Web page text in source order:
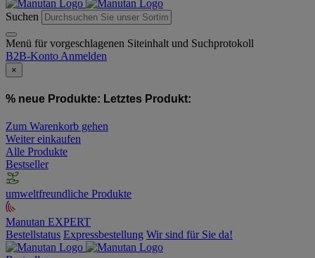
Suchen
Menü für vorgeschlagenen Siteinhalt und Suchprotokoll
B2B-Konto Anmelden
×
% neue Produkte: Letztes Produkt:
Zum Warenkorb gehen
Weiter einkaufen
Alle Produkte
Bestseller
umweltfreundliche Produkte
Manutan EXPERT
Bestellstatus Expressbestellung Wir sind für Sie da!